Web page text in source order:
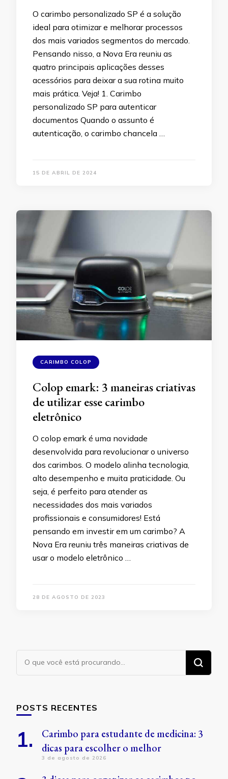
O carimbo personalizado SP é a solução
ideal para otimizar e melhorar processos
dos mais variados segmentos do mercado.
Pensando nisso, a Nova Era reuniu as
quatro principais aplicações desses
acessórios para deixar a sua rotina muito
mais prática. Veja! 1. Carimbo
personalizado SP para autenticar
documentos Quando o assunto é
autenticação, o carimbo chancela …
15 DE ABRIL DE 2024
CARIMBO COLOP
Colop emark: 3 maneiras criativas
de utilizar esse carimbo
eletrônico
O colop emark é uma novidade
desenvolvida para revolucionar o universo
dos carimbos. O modelo alinha tecnologia,
alto desempenho e muita praticidade. Ou
seja, é perfeito para atender as
necessidades dos mais variados
profissionais e consumidores! Está
pensando em investir em um carimbo? A
Nova Era reuniu três maneiras criativas de
usar o modelo eletrônico …
28 DE AGOSTO DE 2023
Procurando
algo?
POSTS RECENTES
Carimbo para estudante de medicina: 3
dicas para escolher o melhor
3 de agosto de 2026